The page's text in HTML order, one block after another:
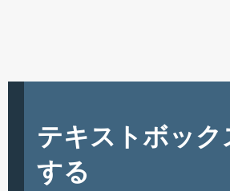
テキストボック
する